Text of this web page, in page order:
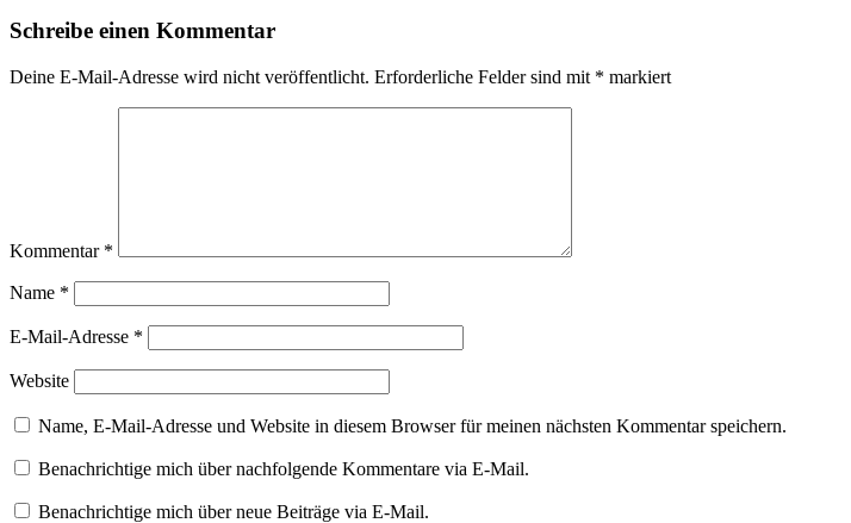
Schreibe einen Kommentar
Deine E-Mail-Adresse wird nicht veröffentlicht. Erforderliche Felder sind mit * markiert
Kommentar *
Name *
E-Mail-Adresse *
Website
Name, E-Mail-Adresse und Website in diesem Browser für meinen nächsten Kommentar speichern.
Benachrichtige mich über nachfolgende Kommentare via E-Mail.
Benachrichtige mich über neue Beiträge via E-Mail.